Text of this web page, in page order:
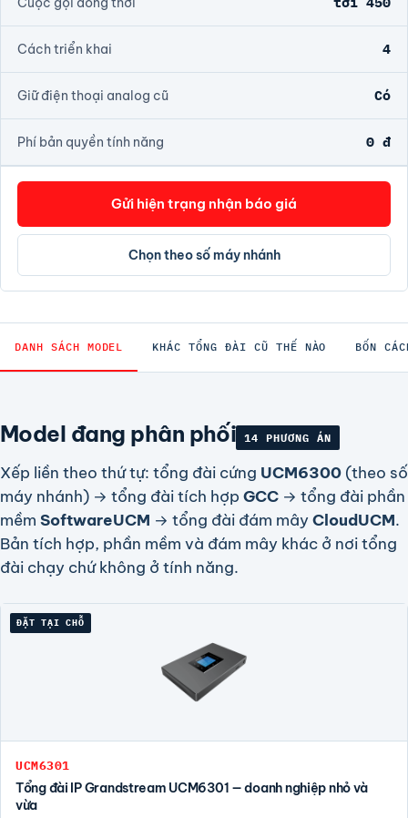
Cách triển khai 4
Giữ điện thoại analog cũ Có
Phí bản quyền tính năng 0 đ
Gửi hiện trạng nhận báo giá
Chọn theo số máy nhánh
DANH SÁCH MODEL KHÁC TỔNG ĐÀI CŨ THẾ NÀO BỐN
Model đang phân phối 14 PHƯƠNG ÁN
Xếp liền theo thứ tự: tổng đài cứng UCM6300 (theo số
máy nhánh) → tổng đài tích hợp GCC → tổng đài phần
mềm SoftwareUCM → tổng đài đám mâyCloudUCM.
Bản tích hợp, phần mềm và đám mây khác ở nơi tổng
đài chạy chứ không ở tính năng.
ĐẶT TẠI CHỖ
UCM6301
Tổng đài IP Grandstream UCM6301 — doanh nghiệp nhỏ và
vừa